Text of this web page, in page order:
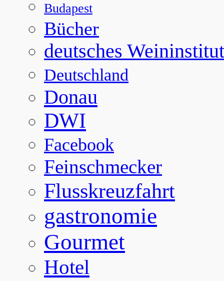
Budapest
Bücher
deutsches Weininstitut
Deutschland
Donau
DWI
Facebook
Feinschmecker
Flusskreuzfahrt
gastronomie
Gourmet
Hotel